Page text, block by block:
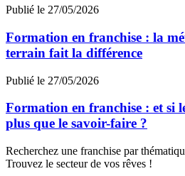
Publié le 27/05/2026
Formation en franchise : la
terrain fait la différence
Publié le 27/05/2026
Formation en franchise : et si
plus que le savoir-faire ?
Recherchez une franchise par
Trouvez le secteur de vos rêves !